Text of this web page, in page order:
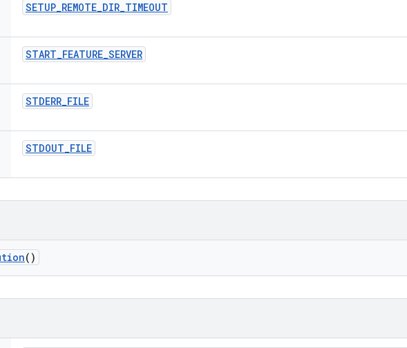
SETUP_REMOTE_DIR_TIMEOUT
START_FEATURE_SERVER
STDERR_FILE
STDOUT_FILE
()